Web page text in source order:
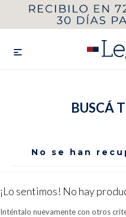

BUSCÁ
No se han
¡Lo sentimos! No hay
Inténtalo nuevamente con otros
VER